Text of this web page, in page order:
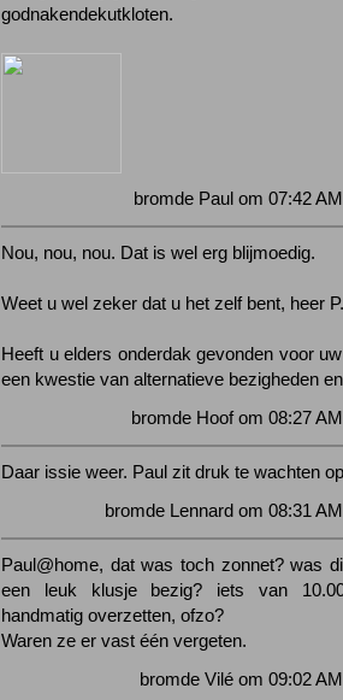
godnakendekutkloten.
bromde Paul om 07:42
Nou, nou, nou. Dat is wel erg blijmoedig.
Weet u wel zeker dat u het zelf bent, heer P.
Heeft u elders onderdak gevonden voor
een kwestie van alternatieve bezigheden
bromde Hoof om 08:27
Daar issie weer. Paul zit druk te wachten
bromde Lennard om 08:31
Paul@home, dat was toch zonnet? was
een leuk klusje bezig? iets van
handmatig overzetten, ofzo?
Waren ze er vast één vergeten.
bromde Vilé om 09:02